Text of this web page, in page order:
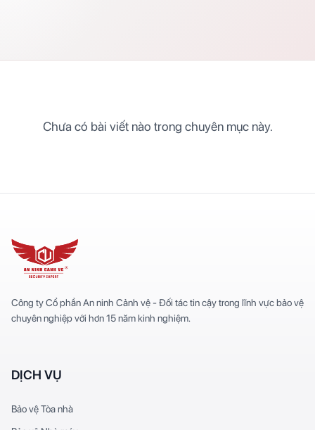
Chưa có bài viết nào trong chuyên mục này.
Công ty Cổ phần An ninh Cảnh vệ - Đối tác tin cậy trong lĩnh vực bảo vệ
chuyên nghiệp với hơn 15 năm kinh nghiệm.
DỊCH VỤ
Bảo vệ Tòa nhà